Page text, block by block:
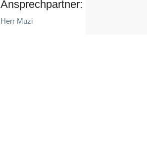
Ansprechpartner:
Herr Muzi